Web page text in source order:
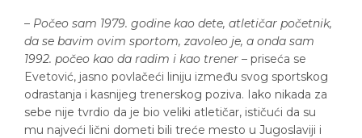
– Počeo sam 1979. godine kao dete, atletičar početnik,
da se bavim ovim sportom, zavoleo je, a onda sam
1992. počeo kao da radim i kao trener – priseća se
Evetović, jasno povlačeći liniju između svog sportskog
odrastanja i kasnijeg trenerskog poziva. Iako nikada za
sebe nije tvrdio da je bio veliki atletičar, ističući da su
mu najveći lični dometi bili treće mesto u Jugoslaviji i